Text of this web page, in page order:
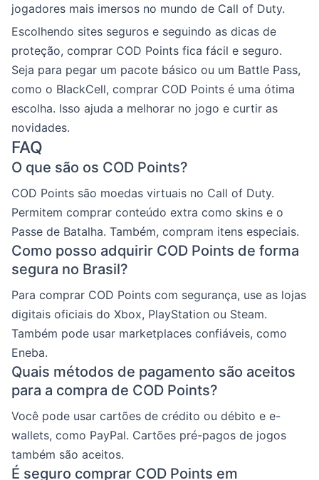
jogadores mais imersos no mundo de Call of Duty.
Escolhendo sites seguros e seguindo as dicas de
proteção, comprar COD Points fica fácil e seguro.
Seja para pegar um pacote básico ou um Battle Pass,
como o BlackCell, comprar COD Points é uma ótima
escolha. Isso ajuda a melhorar no jogo e curtir as
novidades.
FAQ
O que são os COD Points?
COD Points são moedas virtuais no Call of Duty.
Permitem comprar conteúdo extra como skins e o
Passe de Batalha. Também, compram itens especiais.
Como posso adquirir COD Points de forma
segura no Brasil?
Para comprar COD Points com segurança, use as lojas
digitais oficiais do Xbox, PlayStation ou Steam.
Também pode usar marketplaces confiáveis, como
Eneba.
Quais métodos de pagamento são aceitos
para a compra de COD Points?
Você pode usar cartões de crédito ou débito e e-
wallets, como PayPal. Cartões pré-pagos de jogos
também são aceitos.
É seguro comprar COD Points em